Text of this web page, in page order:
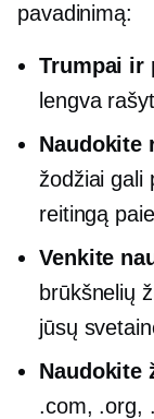
pavadinimą:
Trumpai ir
lengva
Naudokite
žodžiai gali
reitingą
Venkite
brūkšnelių
jūsų
Naudokite
.com, .org,